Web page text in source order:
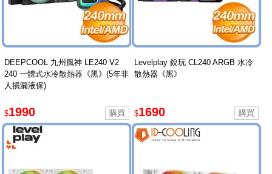
DEEPCOOL 九州風神 LE240 V2
240 一體式水冷散熱器《黑》(5年非
人損漏液保)
$1990
Levelplay 銳玩 CL240 ARGB 水冷
散熱器《黑》
$1690